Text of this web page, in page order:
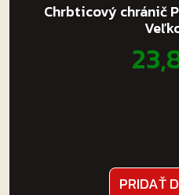
Chrbticový chránič
PRIDAŤ